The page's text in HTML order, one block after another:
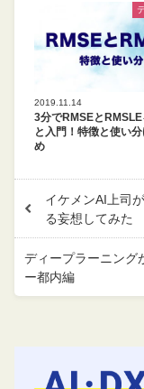
2019.11.14
3分でRMSEとRMSLE
と入門！特徴と使い
め
イケメンAI上司
る妄想してみた
ディープラーニング
ー都内編